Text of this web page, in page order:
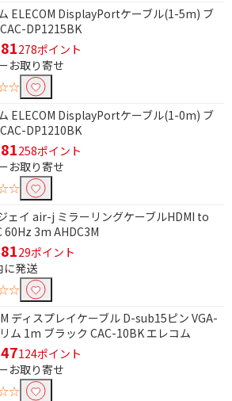
ELECOM DisplayPortケーブル(1-5m) ブ
DP1215BK
278ポイント
お取り寄せ
ELECOM DisplayPortケーブル(1-0m) ブ
DP1210BK
258ポイント
お取り寄せ
ェイ air-j ミラーリングケーブルHDMI to
60Hz 3m AHDC3M
29ポイント
に発送
ディスプレイケーブル D-sub15ピン VGA-
ム 1m ブラック CAC-10BK エレコム
124ポイント
お取り寄せ
円~
円
込む
1.5m